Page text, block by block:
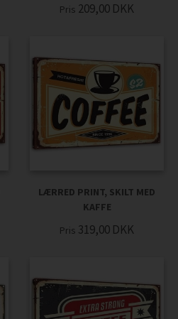
Pris 209,00 DKK
LÆRRED PRINT, SKILT MED
KAFFE
Pris 319,00 DKK